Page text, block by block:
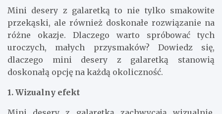
Mini desery z galaretką to nie tylko smakowite
przekąski, ale również doskonałe rozwiązanie na
różne okazje. Dlaczego warto spróbować tych
uroczych, małych przysmaków? Dowiedz się,
dlaczego mini desery z galaretką stanowią
doskonałą opcję na każdą okoliczność.
1. Wizualny efekt